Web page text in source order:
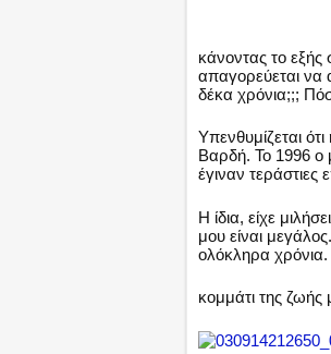
κάνοντας το
απαγορεύεται να
δέκα χρόνια;;;
Υπενθυμίζεται
Βαρδή. Το 1996 ο
έγιναν
Η ίδια, είχε
μου είναι
ολόκληρα
κομμάτι της